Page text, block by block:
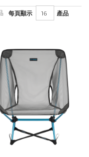
每頁顯示 產品